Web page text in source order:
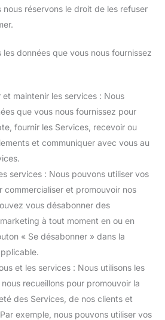
nous réservons le droit de les refuser
les données que vous nous fournissez
et maintenir les services : Nous
que vous nous fournissez pour
fournir les Services, recevoir ou
et communiquer avec vous au
services : Nous pouvons utiliser vos
commercialiser et promouvoir nos
vous désabonner des
à tout moment en ou en
« Se désabonner » dans la
et les services : Nous utilisons les
recueillons pour promouvoir la
des Services, de nos clients et
exemple, nous pouvons utiliser vos